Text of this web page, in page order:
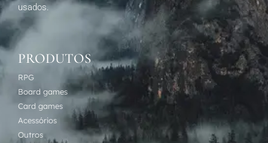
usados.
PRODUTOS
RPG
Board games
Card games
Acessórios
Outros